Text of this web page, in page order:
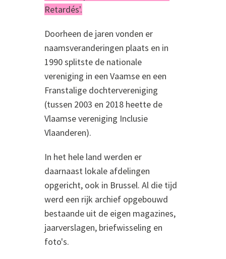
Retardés'.
Doorheen de jaren vonden er
naamsveranderingen plaats en in
1990 splitste de nationale
vereniging in een Vaamse en een
Franstalige dochtervereniging
(tussen 2003 en 2018 heette de
Vlaamse vereniging Inclusie
Vlaanderen).
In het hele land werden er
daarnaast lokale afdelingen
opgericht, ook in Brussel. Al die tijd
werd een rijk archief opgebouwd
bestaande uit de eigen magazines,
jaarverslagen, briefwisseling en
foto's.